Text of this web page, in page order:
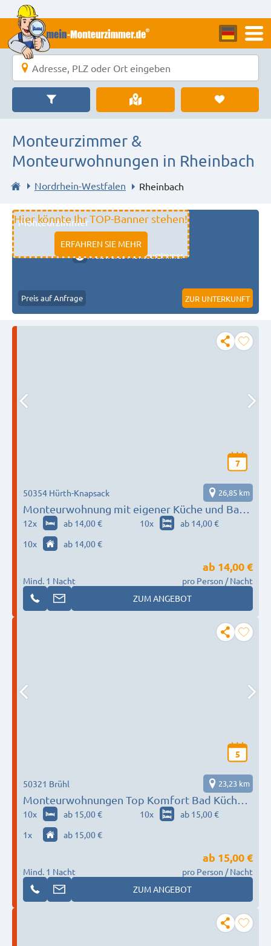
Monteurzimmer &
Monteurwohnungen in Rheinbach
Nordrhein-Westfalen Rheinbach
Hier könnte Ihr TOP-Banner stehen!
ERFAHREN SIE MEHR
Monteurzimmer
11333 fulda
Preiswerte Monteurzimmer
Preis auf Anfrage ZUR UNTERKUNFT
7
Monteurwohnung mit eigener Küche und Bad,
WiFi in Hürth-Knapsack
50354 Hürth-Knapsack 26,85 km
12x ab 14,00 € 10x
ab 14,00 €
10x ab 14,00 €
Mind. 1 Nacht
ab 14,00 €
pro Person / Nacht
ZUM ANGEBOT
5
Monteurwohnungen Top Komfort Bad Küche
Parkplatz WiFi
50321 Brühl 23,23 km
10x ab 15,00 € 10x
ab 15,00 €
1x ab 15,00 €
Mind. 1 Nacht
ab 15,00 €
pro Person / Nacht
ZUM ANGEBOT